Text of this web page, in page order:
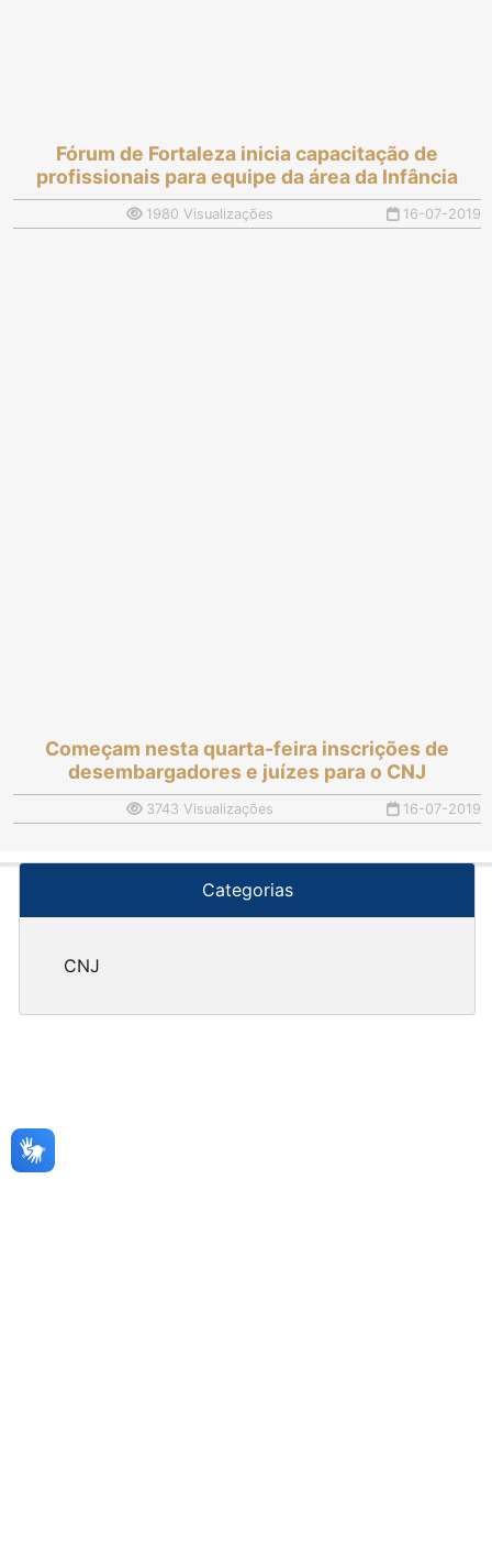
Fórum de Fortaleza inicia capacitação de
profissionais para equipe da área da Infância
1980 Visualizações 16-07-2019
Começam nesta quarta-feira inscrições de
desembargadores e juízes para o CNJ
3743 Visualizações 16-07-2019
Categorias
CNJ